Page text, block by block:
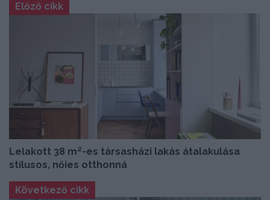
Előző cikk
Lelakott 38 m²-es társasházi lakás átalakulása
stílusos, nőies otthonná
Következő cikk